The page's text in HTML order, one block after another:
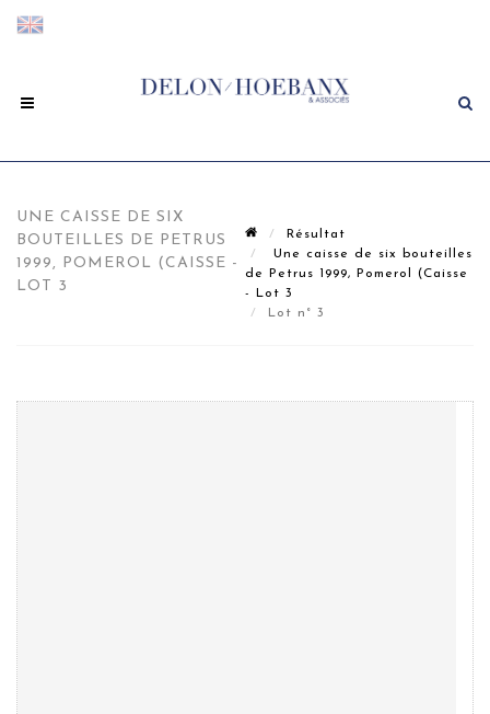
UNE CAISSE DE SIX
BOUTEILLES DE PETRUS
1999, POMEROL (CAISSE -
LOT 3
Résultat
Une caisse de six bouteilles
de Petrus 1999, Pomerol (Caisse
- Lot 3
Lot n° 3